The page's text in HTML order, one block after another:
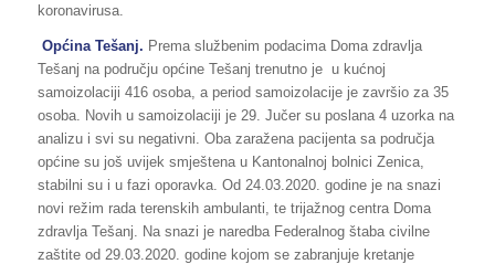
koronavirusa.
Općina Tešanj. Prema službenim podacima Doma zdravlja
Tešanj na području općine Tešanj trenutno je u kućnoj
samoizolaciji 416 osoba, a period samoizolacije je završio za 35
osoba. Novih u samoizolaciji je 29. Jučer su poslana 4 uzorka na
analizu i svi su negativni. Oba zaražena pacijenta sa područja
općine su još uvijek smještena u Kantonalnoj bolnici Zenica,
stabilni su i u fazi oporavka. Od 24.03.2020. godine je na snazi
novi režim rada terenskih ambulanti, te trijažnog centra Doma
zdravlja Tešanj. Na snazi je naredba Federalnog štaba civilne
zaštite od 29.03.2020. godine kojom se zabranjuje kretanje